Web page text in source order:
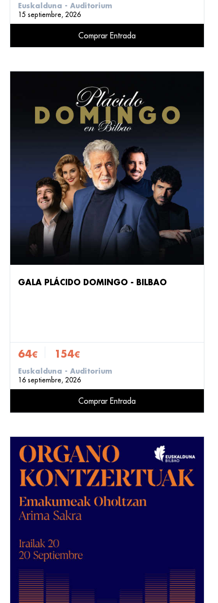
Euskalduna - Auditorium
15 septiembre, 2026
Comprar Entrada
GALA PLÁCIDO DOMINGO - BILBAO
64€ 154€
Euskalduna - Auditorium
16 septiembre, 2026
Comprar Entrada